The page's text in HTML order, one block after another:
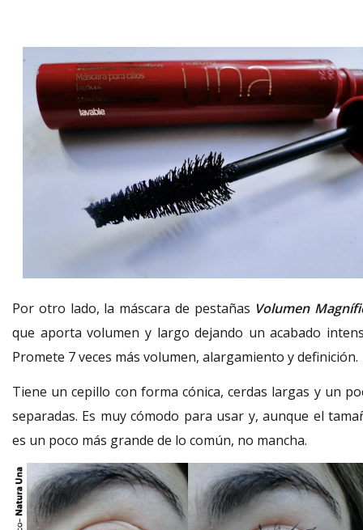
Por otro lado, la máscara de pestañas Volumen
que aporta volumen y largo dejando un acabado
Promete 7 veces más volumen, alargamiento y definición.
Tiene un cepillo con forma cónica, cerdas largas y un
separadas. Es muy cómodo para usar y, aunque el
es un poco más grande de lo común, no mancha.